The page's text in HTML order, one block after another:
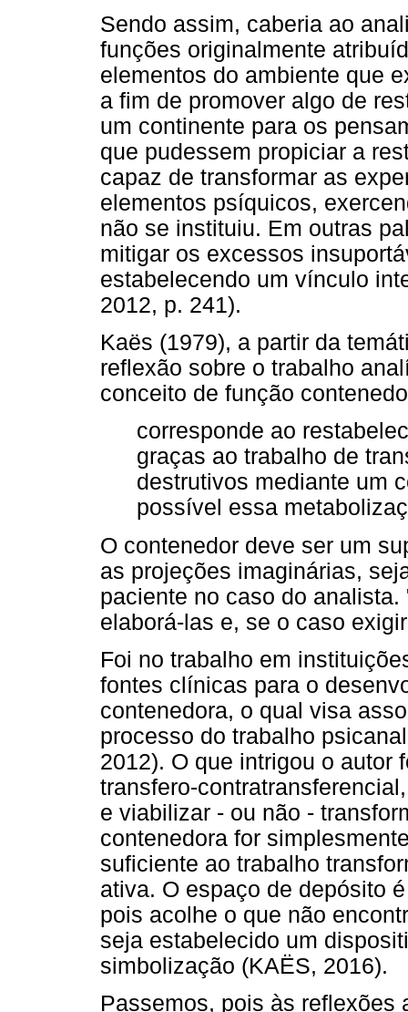
Sendo assim, caberia ao
funções originalmente
elementos do ambiente que
a fim de promover algo de
um continente para os
que pudessem propiciar a
capaz de transformar as
elementos psíquicos,
não se instituiu. Em outras
mitigar os excessos
estabelecendo um vínculo
2012, p. 241).
Kaës (1979), a partir da
reflexão sobre o trabalho
conceito de função
corresponde ao
graças ao trabalho de
destrutivos mediante um
possível essa
O contenedor deve ser um
as projeções imaginárias,
paciente no caso do
elaborá-las e, se o caso
Foi no trabalho em
fontes clínicas para o
contenedora, o qual visa
processo do trabalho
2012). O que intrigou o autor
transfero-
e viabilizar - ou não -
contenedora for
suficiente ao trabalho
ativa. O espaço de depósito
pois acolhe o que não
seja estabelecido um
simbolização (KAËS, 2016).
Passemos, pois às reflexões